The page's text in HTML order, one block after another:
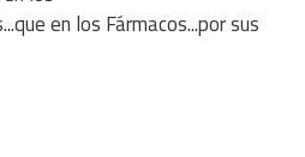
en los Fármacos...por sus